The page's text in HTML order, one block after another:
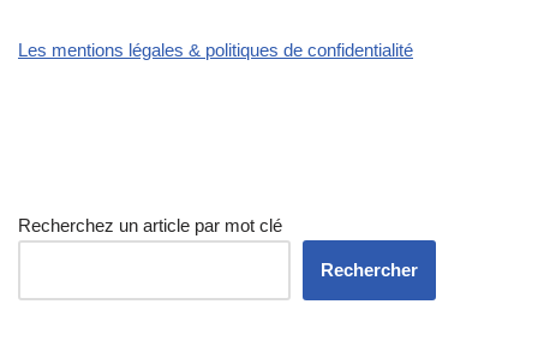
Les mentions légales & politiques de confidentialité
Recherchez un article par mot clé
Rechercher